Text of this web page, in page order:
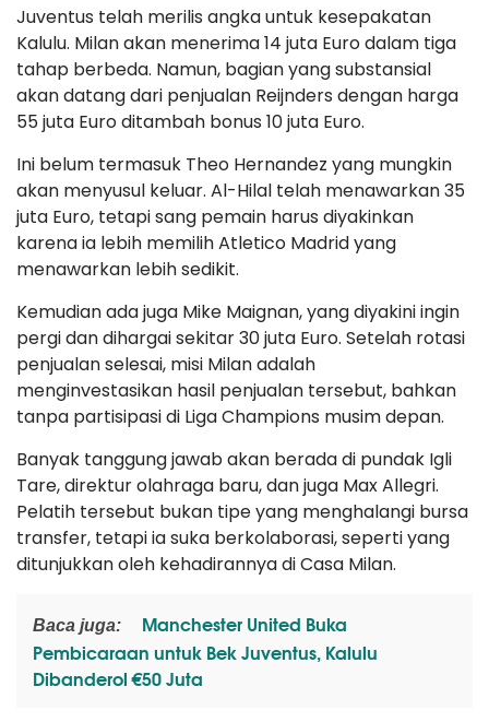
Juventus telah merilis angka untuk kesepakatan
Kalulu. Milan akan menerima 14 juta Euro dalam tiga
tahap berbeda. Namun, bagian yang substansial
akan datang dari penjualan Reijnders dengan harga
55 juta Euro ditambah bonus 10 juta Euro.
Ini belum termasuk Theo Hernandez yang mungkin
akan menyusul keluar. Al-Hilal telah menawarkan 35
juta Euro, tetapi sang pemain harus diyakinkan
karena ia lebih memilih Atletico Madrid yang
menawarkan lebih sedikit.
Kemudian ada juga Mike Maignan, yang diyakini ingin
pergi dan dihargai sekitar 30 juta Euro. Setelah rotasi
penjualan selesai, misi Milan adalah
menginvestasikan hasil penjualan tersebut, bahkan
tanpa partisipasi di Liga Champions musim depan.
Banyak tanggung jawab akan berada di pundak Igli
Tare, direktur olahraga baru, dan juga Max Allegri.
Pelatih tersebut bukan tipe yang menghalangi bursa
transfer, tetapi ia suka berkolaborasi, seperti yang
ditunjukkan oleh kehadirannya di Casa Milan.
Baca juga:
Manchester United Buka
Pembicaraan untuk Bek Juventus, Kalulu
Dibanderol €50 Juta